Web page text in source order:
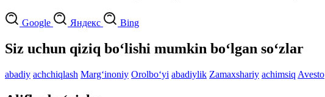
Google Яндекс Bing
Siz uchun qiziq bo‘lishi mumkin bo‘lgan so‘zlar
abadiy achchiqlash Marg‘inoniy Orolbo‘yi abadiylik Zamaxshariy achimsiq Avesto